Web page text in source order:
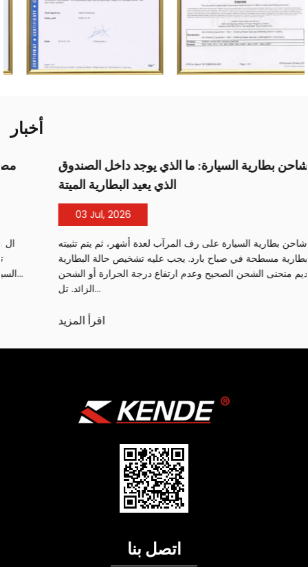
أخبار
مصنع شاحن بطارية السيارة: ما الذي يوجد داخل الصندوق
الذي يعيد البطارية الميتة
03 Jul, 2026
يتم وضع شاحن بطارية السيارة على رف المرآب لعدة أشهر، ثم يتم تثبيته
على بطارية مسطحة في صباح بارد. يجب عليه تشخيص حالة البطارية
وتقديم منحنى الشحن الصحيح وعدم ارتفاع درجة الحرارة أو الشحن
اتصل بنا